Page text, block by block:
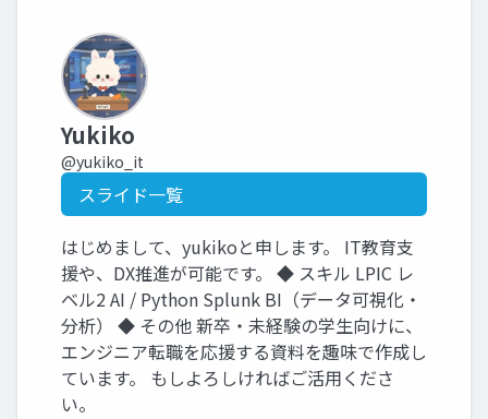
Yukiko
@yukiko_it
スライド一覧
はじめまして、yukikoと申します。 IT教育支
援や、DX推進が可能です。 ◆ スキル LPIC レ
ベル2 AI / Python Splunk BI（データ可視化・
分析） ◆ その他 新卒・未経験の学生向けに、
エンジニア転職を応援する資料を趣味で作成し
ています。 もしよろしければご活用くださ
い。